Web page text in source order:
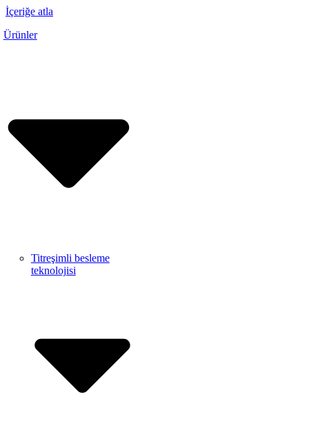
İçeriğe atla
Ürünler
Titreşimli besleme
teknolojisi